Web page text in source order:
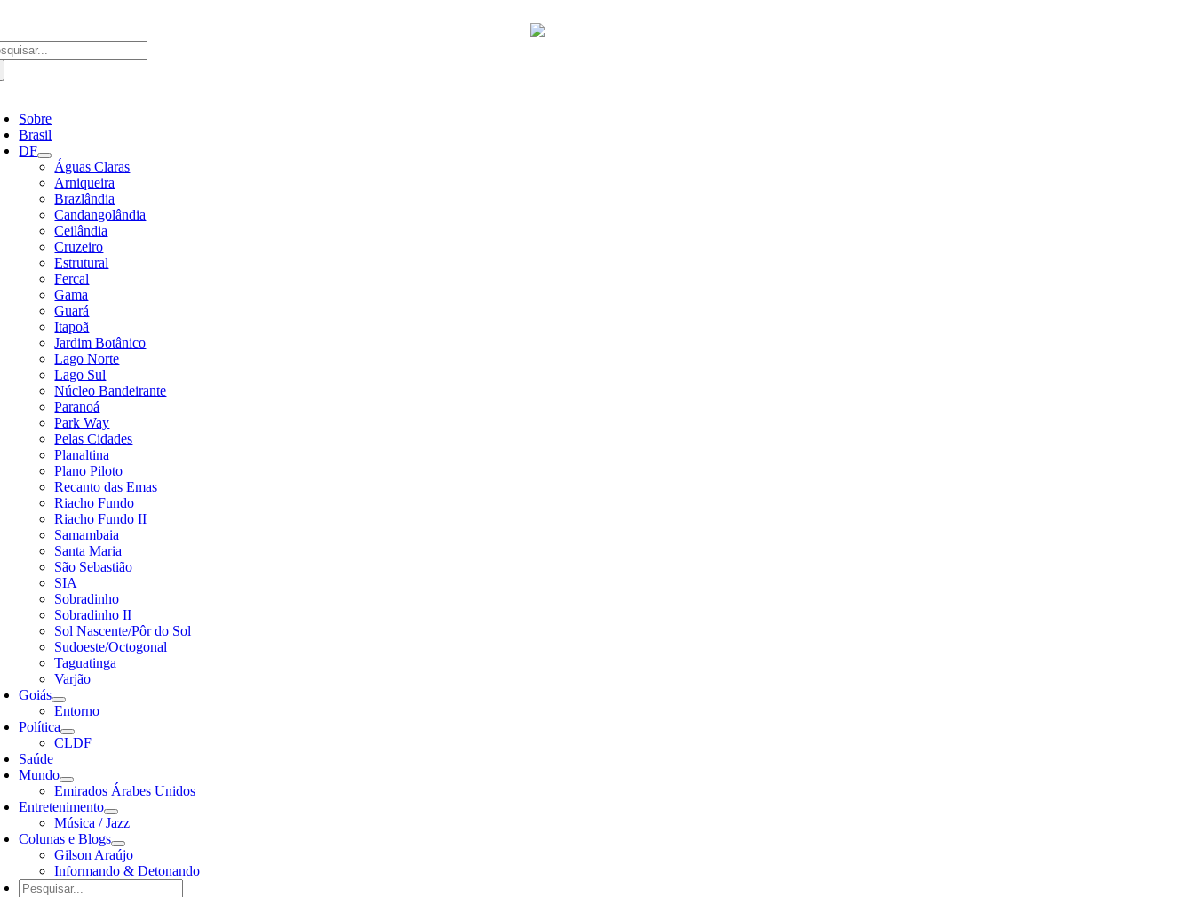
o
conteúdo
Sobre
Brasil
DF
Águas Claras
Arniqueira
Brazlândia
Candangolândia
Ceilândia
Cruzeiro
Estrutural
Fercal
Gama
Guará
Itapoã
Jardim Botânico
Lago Norte
Lago Sul
Núcleo Bandeirante
Paranoá
Park Way
Pelas Cidades
Planaltina
Plano Piloto
Recanto das Emas
Riacho Fundo
Riacho Fundo II
Samambaia
Santa Maria
São Sebastião
SIA
Sobradinho
Sobradinho II
Sol Nascente/Pôr do Sol
Sudoeste/Octogonal
Taguatinga
Varjão
Goiás
Entorno
Política
CLDF
Saúde
Mundo
Emirados Árabes Unidos
Entretenimento
Música / Jazz
Colunas e Blogs
Gilson Araújo
Informando & Detonando
Buscar